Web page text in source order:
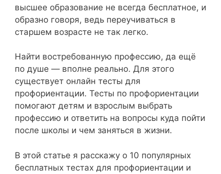
высшее образование не всегда бесплатное, и
образно говоря, ведь переучиваться в
старшем возрасте не так легко.
Найти востребованную профессию, да ещё
по душе — вполне реально. Для этого
существует онлайн тесты для
профориентации. Тесты по профориентации
помогают детям и взрослым выбрать
профессию и ответить на вопросы куда пойти
после школы и чем заняться в жизни.
В этой статье я расскажу о 10 популярных
бесплатных тестах для профориентации и